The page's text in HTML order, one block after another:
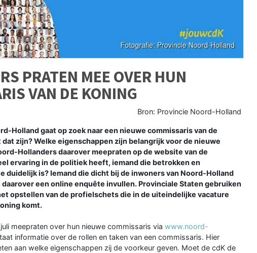
PRATEN MEE OVER HUN
VAN DE KONING
Bron: Provincie Noord-Holland
Holland gaat op zoek naar een nieuwe commissaris van de
zijn? Welke eigenschappen zijn belangrijk voor de nieuwe
Hollanders daarover meepraten op de website van de
ervaring in de politiek heeft, iemand die betrokken en
duidelijk is? Iemand die dicht bij de inwoners van Noord-Holland
een online enquête invullen. Provinciale Staten gebruiken
opstellen van de profielschets die in de uiteindelijke vacature
komt.
meepraten over hun nieuwe commissaris via www.noord-
informatie over de rollen en taken van een commissaris. Hier
aan welke eigenschappen zij de voorkeur geven. Moet de cdK de